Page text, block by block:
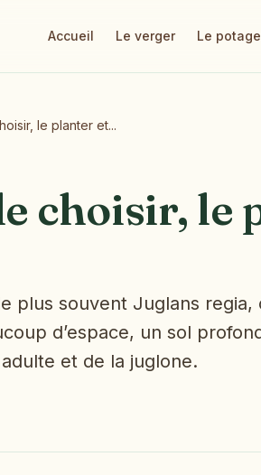
Accueil Le verger Le
le planter et...
choisir, le
plus souvent Juglans regia,
d’espace, un sol
et de la juglone.